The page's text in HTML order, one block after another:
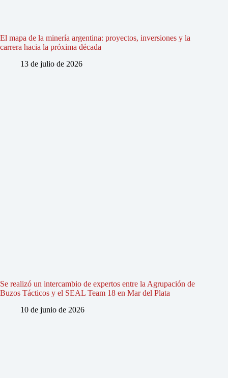
El mapa de la minería argentina: proyectos, inversiones y la
carrera hacia la próxima década
13 de julio de 2026
Se realizó un intercambio de expertos entre la Agrupación de
Buzos Tácticos y el SEAL Team 18 en Mar del Plata
10 de junio de 2026